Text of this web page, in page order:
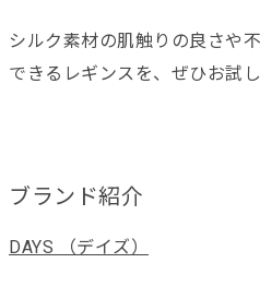
シルク素材の肌触りの良さや
できるレギンスを、ぜひお試し
ブランド紹介
DAYS （デイズ）